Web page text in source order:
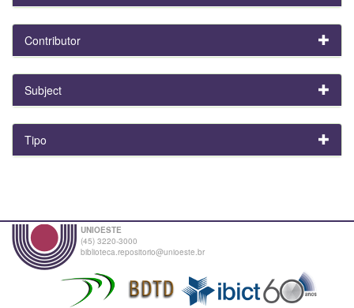
Contributor
Subject
Tipo
UNIOESTE
(45) 3220-3000
biblioteca.repositorio@unioeste.br